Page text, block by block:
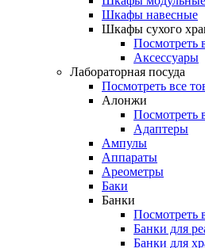
Шкафы навесные
Шкафы сухого
Посмотреть
Аксессуары
Лабораторная посуда
Посмотреть все
Алонжи
Посмотреть
Адаптеры
Ампулы
Аппараты
Ареометры
Баки
Банки
Посмотреть
Банки для
Банки для